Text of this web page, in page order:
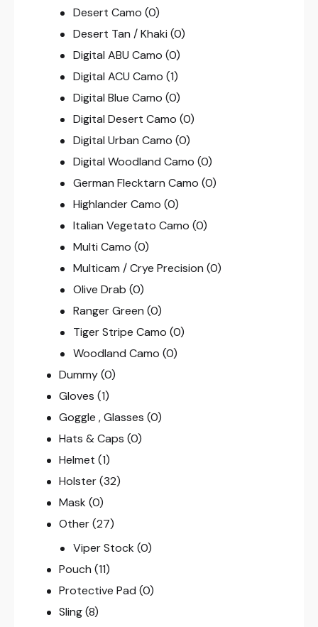
Desert Camo (0)
Desert Tan / Khaki (0)
Digital ABU Camo (0)
Digital ACU Camo (1)
Digital Blue Camo (0)
Digital Desert Camo (0)
Digital Urban Camo (0)
Digital Woodland Camo (0)
German Flecktarn Camo (0)
Highlander Camo (0)
Italian Vegetato Camo (0)
Multi Camo (0)
Multicam / Crye Precision (0)
Olive Drab (0)
Ranger Green (0)
Tiger Stripe Camo (0)
Woodland Camo (0)
Dummy (0)
Gloves (1)
Goggle , Glasses (0)
Hats & Caps (0)
Helmet (1)
Holster (32)
Mask (0)
Other (27)
Viper Stock (0)
Pouch (11)
Protective Pad (0)
Sling (8)